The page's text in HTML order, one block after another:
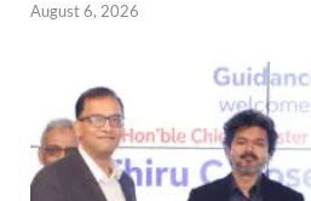
August 6, 2026